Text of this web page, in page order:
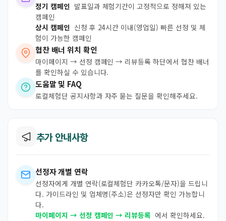
정기 캠페인 발표일과 체험기간이 고정적으로 정해져 있는
캠페인
상시 캠페인 신청 후 24시간 이내(영업일) 빠른 선정 및 체
험이 가능한 캠페인
협찬 배너 위치 확인
마이페이지 → 선정 캠페인 → 리뷰등록 하단에서 협찬 배너
를 확인하실 수 있습니다.
도움말 및 FAQ
로컬체험단 공지사항과 자주 묻는 질문을 확인해주세요.
추가 안내사항
선정자 개별 연락
선정자에게 개별 연락(로컬체험단 카카오톡/문자)을 드립니
다. 가이드라인 및 업체명(주소)은 선정자만 확인 가능합니
다.
마이페이지 → 선정 캠페인 → 리뷰등록 에서 확인하세요.